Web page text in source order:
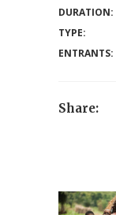
DURATION:
TYPE:
ENTRANTS:
Share: